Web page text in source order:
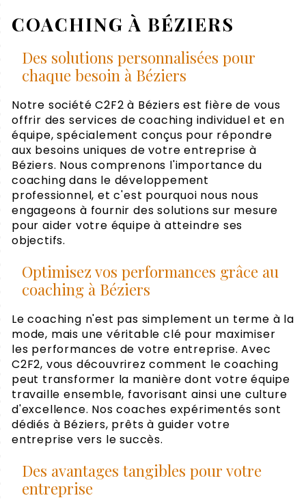
COACHING À BÉZIERS
Des solutions personnalisées pour
chaque besoin à Béziers
Notre société C2F2 à Béziers est fière de vous
offrir des services de coaching individuel et en
équipe, spécialement conçus pour répondre
aux besoins uniques de votre entreprise à
Béziers. Nous comprenons l'importance du
coaching dans le développement
professionnel, et c'est pourquoi nous nous
engageons à fournir des solutions sur mesure
pour aider votre équipe à atteindre ses
objectifs.
Optimisez vos performances grâce au
coaching à Béziers
Le coaching n'est pas simplement un terme à la
mode, mais une véritable clé pour maximiser
les performances de votre entreprise. Avec
C2F2, vous découvrirez comment le coaching
peut transformer la manière dont votre équipe
travaille ensemble, favorisant ainsi une culture
d'excellence. Nos coaches expérimentés sont
dédiés à Béziers, prêts à guider votre
entreprise vers le succès.
Des avantages tangibles pour votre
entreprise